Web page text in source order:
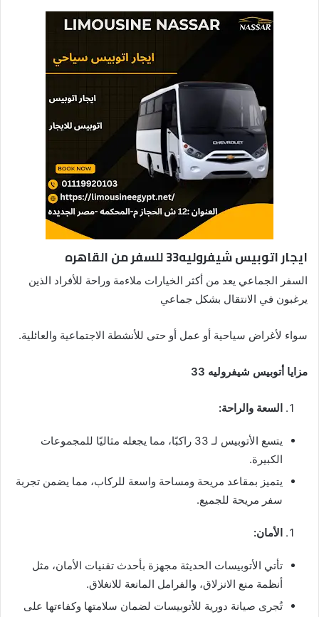
ايجار اتوبيس شيفروليه33 للسفر من القاهره
السفر الجماعي يعد من أكثر الخيارات ملاءمة وراحة للأفراد الذين
يرغبون في الانتقال بشكل جماعي
سواء لأغراض سياحية أو عمل أو حتى للأنشطة الاجتماعية والعائلية.
مزايا أتوبيس شيفروليه 33
السعة والراحة:
يتسع الأتوبيس لـ 33 راكبًا، مما يجعله مثاليًا للمجموعات
الكبيرة.
يتميز بمقاعد مريحة ومساحة واسعة للركاب، مما يضمن تجربة
سفر مريحة للجميع.
الأمان:
تأتي الأتوبيسات الحديثة مجهزة بأحدث تقنيات الأمان، مثل
أنظمة منع الانزلاق، والفرامل المانعة للانغلاق.
تُجرى صيانة دورية للأتوبيسات لضمان سلامتها وكفاءتها على